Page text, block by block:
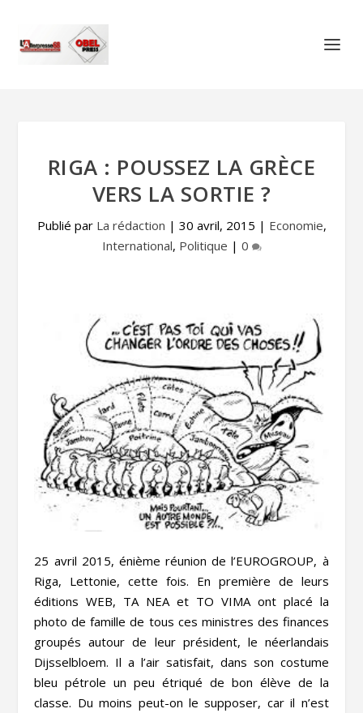
RIGA : POUSSEZ LA GRÈCE
VERS LA SORTIE ?
Publié par La rédaction | 30 avril, 2015 | Economie,
International, Politique | 0
25 avril 2015, énième réunion de l’EUROGROUP, à
Riga, Lettonie, cette fois. En première de leurs
éditions WEB, TA NEA et TO VIMA ont placé la
photo de famille de tous ces ministres des finances
groupés autour de leur président, le néerlandais
Dijsselbloem. Il a l’air satisfait, dans son costume
bleu pétrole un peu étriqué de bon élève de la
classe. Du moins peut-on le supposer, car il n’est